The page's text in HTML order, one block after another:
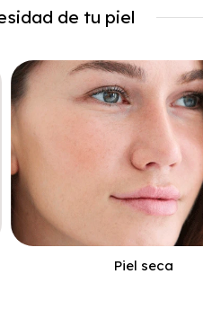
de tu piel
Piel seca